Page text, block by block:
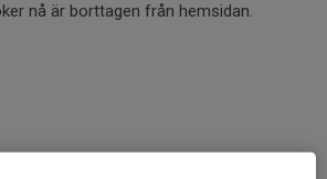
nå är borttagen från hemsidan.